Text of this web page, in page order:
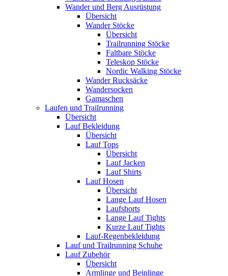
Wander und Berg Ausrüstung
Übersicht
Wander Stöcke
Übersicht
Trailrunning Stöcke
Faltbare Stöcke
Teleskop Stöcke
Nordic Walking Stöcke
Wander Rucksäcke
Wandersocken
Gamaschen
Laufen und Trailrunning
Übersicht
Lauf Bekleidung
Übersicht
Lauf Tops
Übersicht
Lauf Jacken
Lauf Shirts
Lauf Hosen
Übersicht
Lange Lauf Hosen
Laufshorts
Lange Lauf Tights
Kurze Lauf Tights
Lauf-Regenbekleidung
Lauf und Trailrunning Schuhe
Lauf Zubehör
Übersicht
Armlinge und Beinlinge